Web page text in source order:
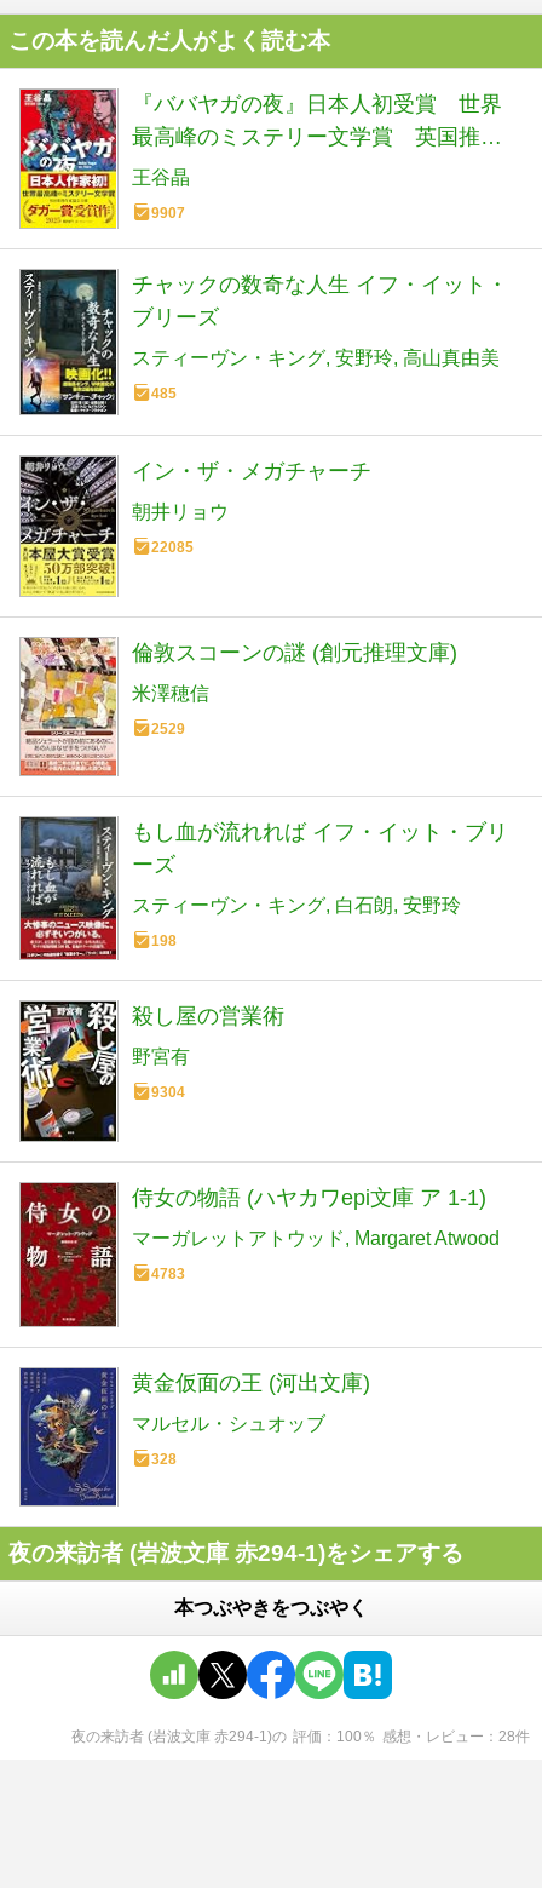
この本を読んだ人がよく読む本
『ババヤガの夜』日本人初受賞 世界
最高峰のミステリー文学賞 英国推理
作家協会賞(ダガー賞） (河出文庫 お 46-
1)
王谷晶
9907
チャックの数奇な人生 イフ・イット・
ブリーズ
スティーヴン・キング 安野玲 高山真由美
485
イン・ザ・メガチャーチ
朝井リョウ
22085
倫敦スコーンの謎 (創元推理文庫)
米澤穂信
2529
もし血が流れれば イフ・イット・ブリ
ーズ
スティーヴン・キング 白石朗 安野玲
198
殺し屋の営業術
野宮有
9304
侍女の物語 (ハヤカワepi文庫 ア 1-1)
マーガレットアトウッド Margaret Atwood
4783
黄金仮面の王 (河出文庫)
マルセル・シュオッブ
328
夜の来訪者 (岩波文庫 赤294-1)をシェアする
本つぶやきをつぶやく
夜の来訪者 (岩波文庫 赤294-1)の 評価 100 ％ 感想・レビュー 28件